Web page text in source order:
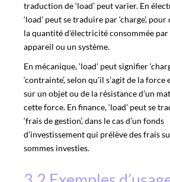
traduction de ‘load’ peut varier. En
‘load’ peut se traduire par ‘charge’,
la quantité d’électricité consommée par
appareil ou un système.
En mécanique, ‘load’ peut signifier
‘contrainte’, selon qu’il s’agit de la force
sur un objet ou de la résistance d’un
cette force. En finance, ‘load’ peut se
‘frais de gestion’, dans le cas d’un fonds
d’investissement qui prélève des frais
sommes investies.